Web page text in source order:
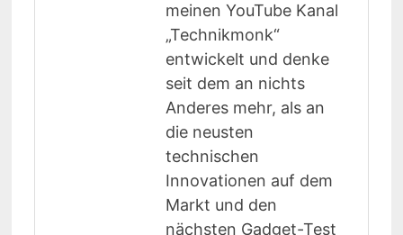
meinen YouTube Kanal
„Technikmonk“
entwickelt und denke
seit dem an nichts
Anderes mehr, als an
die neusten
technischen
Innovationen auf dem
Markt und den
nächsten Gadget-Test